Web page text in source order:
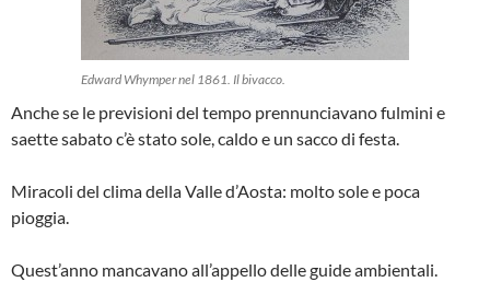
Edward Whymper nel 1861. Il bivacco.
Anche se le previsioni del tempo prennunciavano fulmini e
saette sabato c’è stato sole, caldo e un sacco di festa.
Miracoli del clima della Valle d’Aosta: molto sole e poca
pioggia.
Quest’anno mancavano all’appello delle guide ambientali.